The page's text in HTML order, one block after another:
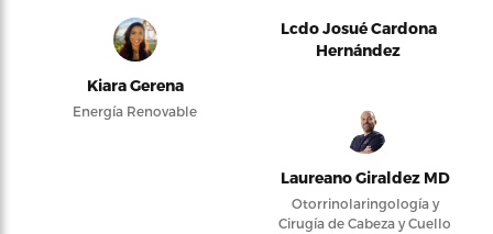
Kiara Gerena
Energía Renovable
Lcdo Josué Cardona
Hernández
Laureano Giraldez MD
Otorrinolaringología y
Cirugía de Cabeza y Cuello